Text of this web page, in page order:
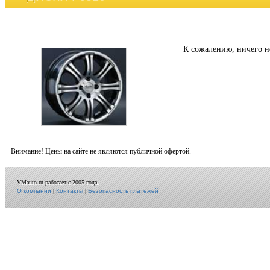
К сожалению, ничего
Внимание! Цены на сайте не являются публичной офертой.
VMauto.ru работает с 2005 года.
О компании|Контакты|Безопасность платежей